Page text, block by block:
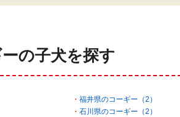
の子犬を探す
福井県のコーギー（2）
石川県のコーギー（2）